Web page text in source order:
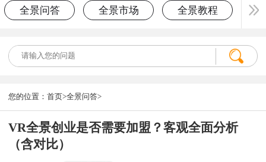
全景问答 全景市场 全景教程
您的位置： 首页>全景问答>
VR全景创业是否需要加盟？客观全面分析
（含对比）